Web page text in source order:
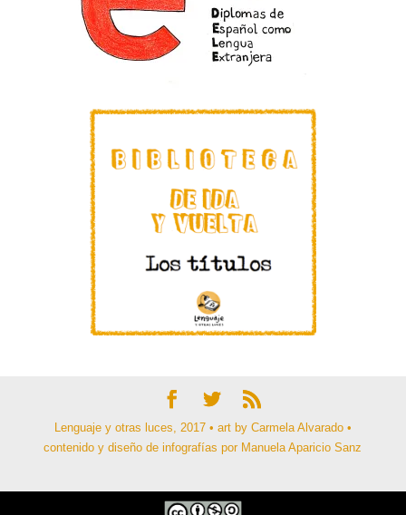
Lenguaje y otras luces, 2017 • art by Carmela Alvarado •
contenido y diseño de infografías por Manuela Aparicio Sanz